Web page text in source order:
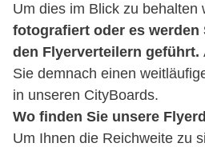
Um dies im Blick zu behalten
fotografiert oder es werden
den Flyerverteilern geführt.
Sie demnach einen
in unseren CityBoards.
Wo finden Sie unsere
Um Ihnen die Reichweite zu